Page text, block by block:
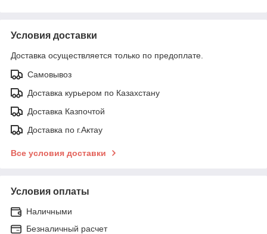
Условия доставки
Доставка осуществляется только по предоплате.
Самовывоз
Доставка курьером по Казахстану
Доставка Казпочтой
Доставка по г.Актау
Все условия доставки
Условия оплаты
Наличными
Безналичный расчет